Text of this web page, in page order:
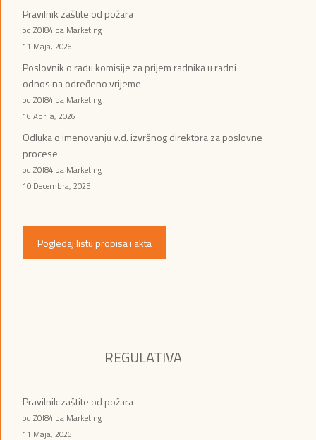
Pravilnik zaštite od požara
od ZOI84.ba Marketing
11 Maja, 2026
Poslovnik o radu komisije za prijem radnika u radni
odnos na određeno vrijeme
od ZOI84.ba Marketing
16 Aprila, 2026
Odluka o imenovanju v.d. izvršnog direktora za poslovne
procese
od ZOI84.ba Marketing
10 Decembra, 2025
Pogledaj listu propisa i akta
REGULATIVA
Pravilnik zaštite od požara
od ZOI84.ba Marketing
11 Maja, 2026